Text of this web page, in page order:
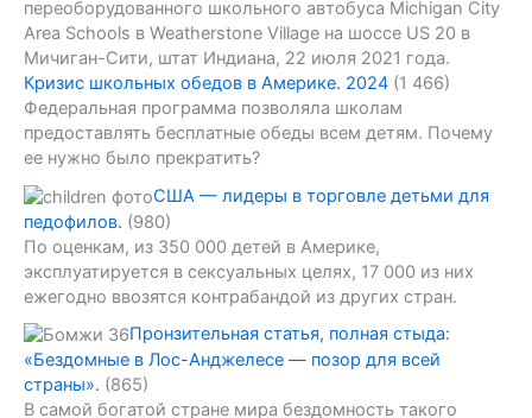
Кризис школьных обедов в Америке. 2024 (1 466)
Федеральная программа позволяла школам
предоставлять бесплатные обеды всем детям. Почему
ее нужно было прекратить?
США — лидеры в торговле детьми для
педофилов. (980)
По оценкам, из 350 000 детей в Америке,
эксплуатируется в сексуальных целях, 17 000 из них
ежегодно ввозятся контрабандой из других стран.
Пронзительная статья, полная стыда:
«Бездомные в Лос-Анджелесе — позор для всей
страны». (865)
В самой богатой стране мира бездомность такого